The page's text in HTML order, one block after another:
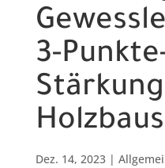
3-
Dez. 14, 2023|